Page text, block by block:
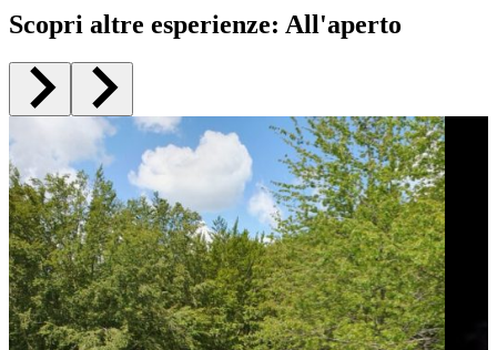
Scopri altre esperienze: All'aperto